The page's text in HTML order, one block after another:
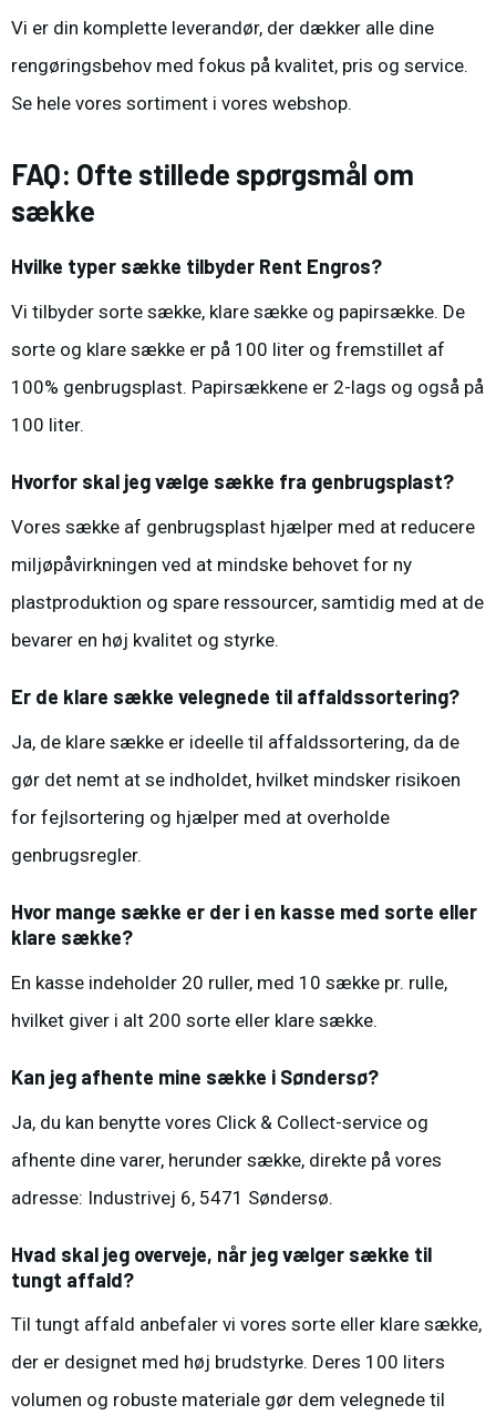
Vi er din komplette leverandør, der dækker alle dine
rengøringsbehov med fokus på kvalitet, pris og service.
Se hele vores sortiment i vores webshop.
FAQ: Ofte stillede spørgsmål om
sække
Hvilke typer sække tilbyder Rent Engros?
Vi tilbyder sorte sække, klare sække og papirsække. De
sorte og klare sække er på 100 liter og fremstillet af
100% genbrugsplast. Papirsækkene er 2-lags og også på
100 liter.
Hvorfor skal jeg vælge sække fra genbrugsplast?
Vores sække af genbrugsplast hjælper med at reducere
miljøpåvirkningen ved at mindske behovet for ny
plastproduktion og spare ressourcer, samtidig med at de
bevarer en høj kvalitet og styrke.
Er de klare sække velegnede til affaldssortering?
Ja, de klare sække er ideelle til affaldssortering, da de
gør det nemt at se indholdet, hvilket mindsker risikoen
for fejlsortering og hjælper med at overholde
genbrugsregler.
Hvor mange sække er der i en kasse med sorte eller
klare sække?
En kasse indeholder 20 ruller, med 10 sække pr. rulle,
hvilket giver i alt 200 sorte eller klare sække.
Kan jeg afhente mine sække i Søndersø?
Ja, du kan benytte vores Click & Collect-service og
afhente dine varer, herunder sække, direkte på vores
adresse: Industrivej 6, 5471 Søndersø.
Hvad skal jeg overveje, når jeg vælger sække til
tungt affald?
Til tungt affald anbefaler vi vores sorte eller klare sække,
der er designet med høj brudstyrke. Deres 100 liters
volumen og robuste materiale gør dem velegnede til